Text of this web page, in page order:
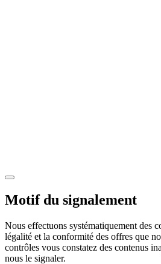
Motif du signalement
Nous effectuons systématiquement des
légalité et la conformité des offres que
contrôles vous constatez des contenus
nous le signaler.